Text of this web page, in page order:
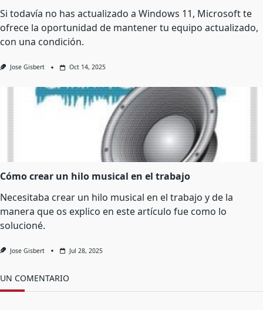
Si todavía no has actualizado a Windows 11, Microsoft te
ofrece la oportunidad de mantener tu equipo actualizado,
con una condición.
Jose Gisbert Oct 14, 2025
Cómo crear un hilo musical en el trabajo
Necesitaba crear un hilo musical en el trabajo y de la
manera que os explico en este artículo fue como lo
solucioné.
Jose Gisbert Jul 28, 2025
UN COMENTARIO